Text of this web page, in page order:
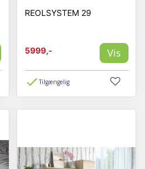
REOLSYSTEM 29
5999,- Vis
Tilgængelig